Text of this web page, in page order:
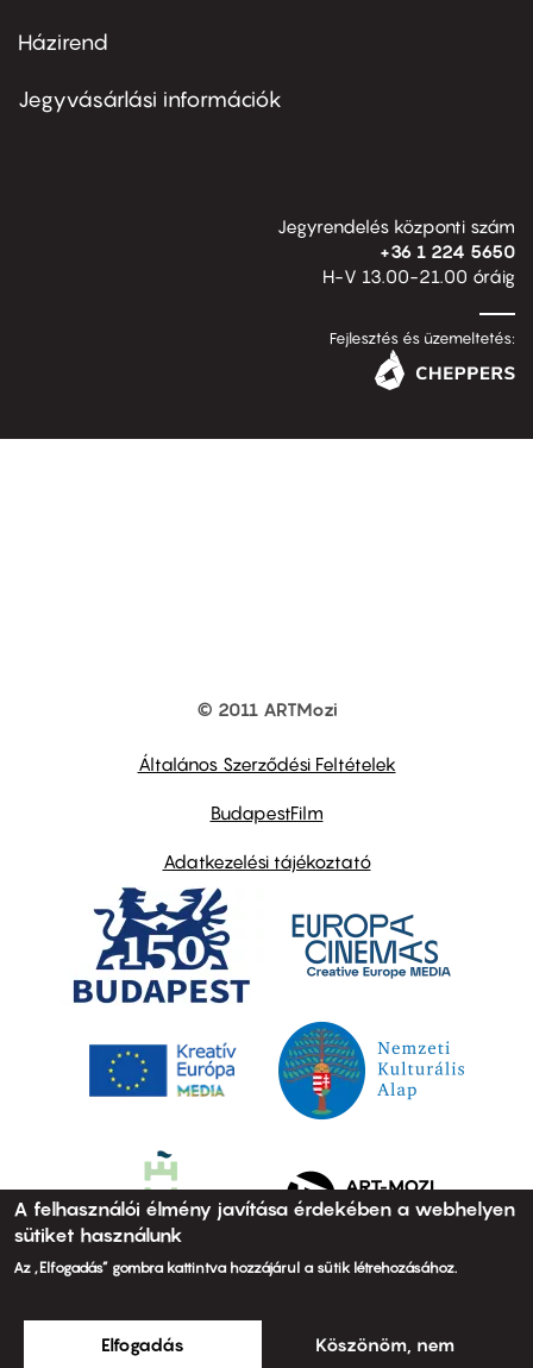
Footer
second
Házirend
Jegyvásárlási információk
Jegyrendelés központi szám
+36 1 224 5650
H-V 13.00-21.00 óráig
Fejlesztés és üzemeltetés:
© 2011 ARTMozi
Általános Szerződési Feltételek
BudapestFilm
Adatkezelési tájékoztató
A felhasználói élmény javítása érdekében a webhelyen
sütiket használunk
Az „Elfogadás” gombra kattintva hozzájárul a sütik létrehozásához.
Elfogadás Köszönöm, nem